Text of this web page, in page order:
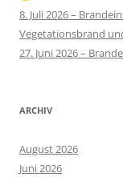
8. Juli 2026 –
Vegetationsbrand
27. Juni 2026 –
ARCHIV
August 2026
Juni 2026